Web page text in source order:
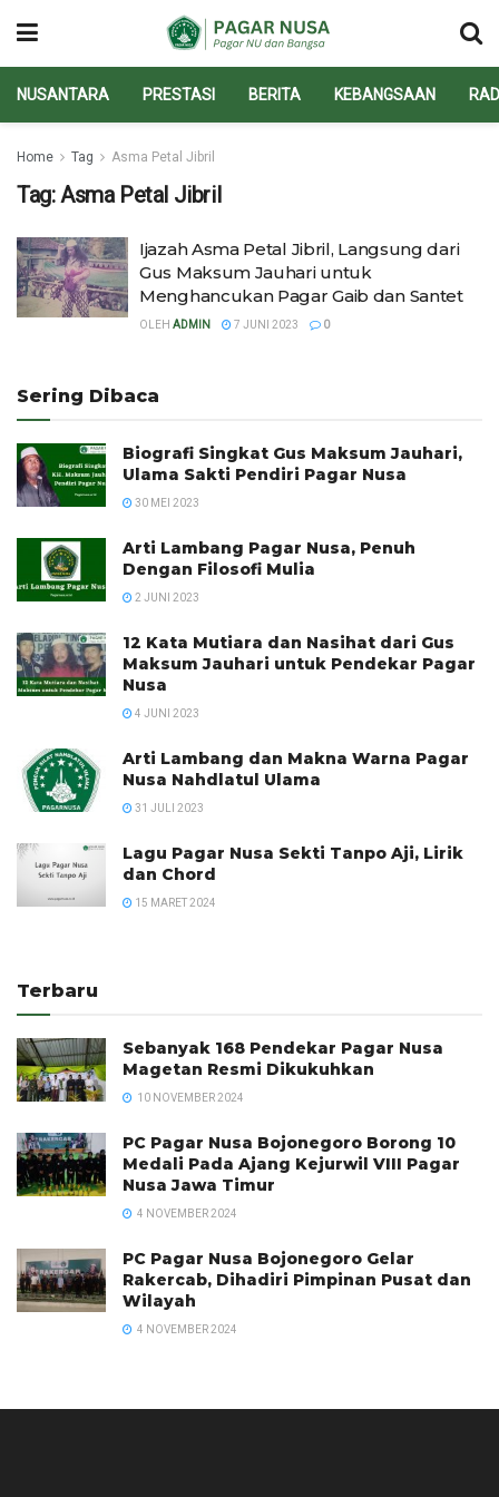
NUSANTARA PRESTASI BERITA KEBANGSAAN
Home Tag Asma Petal Jibril
Tag:Asma Petal Jibril
Ijazah Asma Petal Jibril, Langsung dari
Gus Maksum Jauhari untuk
Menghancukan Pagar Gaib dan Santet
OLEH ADMIN 7 JUNI 2023 0
Sering Dibaca
Biografi Singkat Gus Maksum Jauhari,
Ulama Sakti Pendiri Pagar Nusa
30 MEI 2023
Arti Lambang Pagar Nusa, Penuh
Dengan Filosofi Mulia
2 JUNI 2023
12 Kata Mutiara dan Nasihat dari Gus
Maksum Jauhari untuk Pendekar Pagar
Nusa
4 JUNI 2023
Arti Lambang dan Makna Warna Pagar
Nusa Nahdlatul Ulama
31 JULI 2023
Lagu Pagar Nusa Sekti Tanpo Aji, Lirik
dan Chord
15 MARET 2024
Terbaru
Sebanyak 168 Pendekar Pagar Nusa
Magetan Resmi Dikukuhkan
10 NOVEMBER 2024
PC Pagar Nusa Bojonegoro Borong 10
Medali Pada Ajang Kejurwil VIII Pagar
Nusa Jawa Timur
4 NOVEMBER 2024
PC Pagar Nusa Bojonegoro Gelar
Rakercab, Dihadiri Pimpinan Pusat dan
Wilayah
4 NOVEMBER 2024